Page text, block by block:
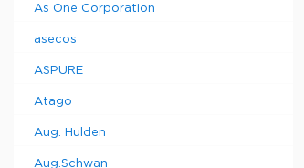
As One Corporation
asecos
ASPURE
Atago
Aug. Hulden
Aug.Schwan